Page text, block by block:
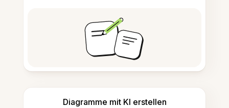
Diagramme mit KI erstellen